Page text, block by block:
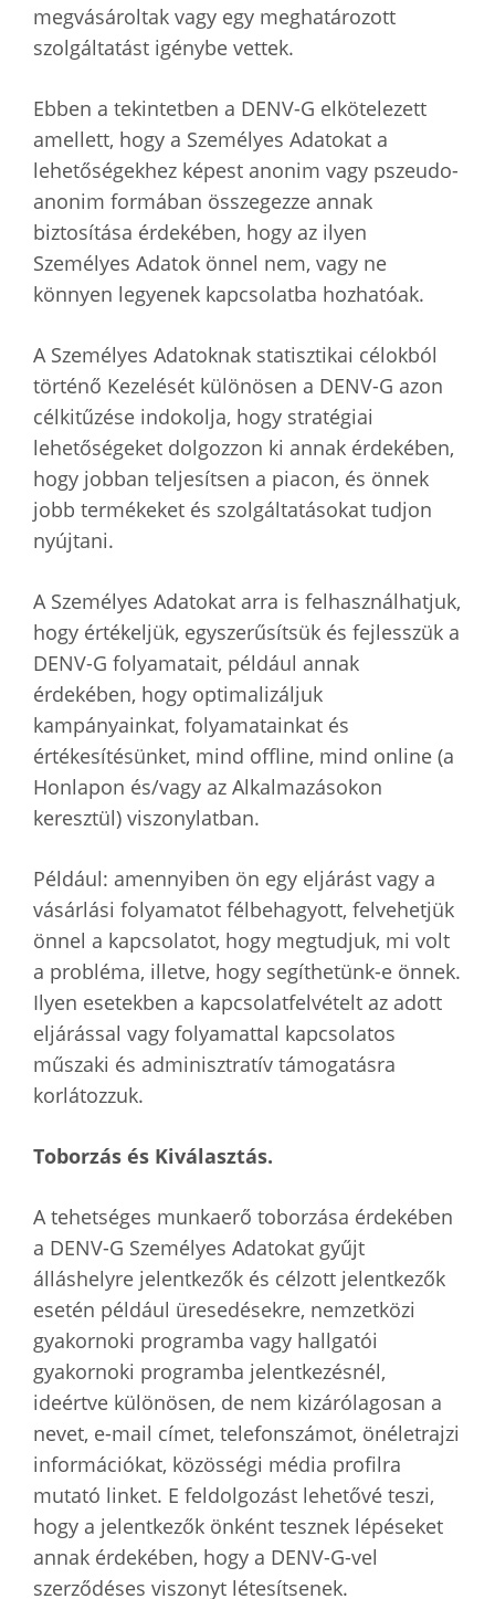
megvásároltak vagy egy meghatározott
szolgáltatást igénybe vettek.
Ebben a tekintetben a DENV-G elkötelezett
amellett, hogy a Személyes Adatokat a
lehetőségekhez képest anonim vagy pszeudo-
anonim formában összegezze annak
biztosítása érdekében, hogy az ilyen
Személyes Adatok önnel nem, vagy ne
könnyen legyenek kapcsolatba hozhatóak.
A Személyes Adatoknak statisztikai célokból
történő Kezelését különösen a DENV-G azon
célkitűzése indokolja, hogy stratégiai
lehetőségeket dolgozzon ki annak érdekében,
hogy jobban teljesítsen a piacon, és önnek
jobb termékeket és szolgáltatásokat tudjon
nyújtani.
A Személyes Adatokat arra is felhasználhatjuk,
hogy értékeljük, egyszerűsítsük és fejlesszük a
DENV-G folyamatait, például annak
érdekében, hogy optimalizáljuk
kampányainkat, folyamatainkat és
értékesítésünket, mind offline, mind online (a
Honlapon és/vagy az Alkalmazásokon
keresztül) viszonylatban.
Például: amennyiben ön egy eljárást vagy a
vásárlási folyamatot félbehagyott, felvehetjük
önnel a kapcsolatot, hogy megtudjuk, mi volt
a probléma, illetve, hogy segíthetünk-e önnek.
Ilyen esetekben a kapcsolatfelvételt az adott
eljárással vagy folyamattal kapcsolatos
műszaki és adminisztratív támogatásra
korlátozzuk.
Toborzás és Kiválasztás.
A tehetséges munkaerő toborzása érdekében
a DENV-G Személyes Adatokat gyűjt
álláshelyre jelentkezők és célzott jelentkezők
esetén például üresedésekre, nemzetközi
gyakornoki programba vagy hallgatói
gyakornoki programba jelentkezésnél,
ideértve különösen, de nem kizárólagosan a
nevet, e-mail címet, telefonszámot, önéletrajzi
információkat, közösségi média profilra
mutató linket. E feldolgozást lehetővé teszi,
hogy a jelentkezők önként tesznek lépéseket
annak érdekében, hogy a DENV-G-vel
szerződéses viszonyt létesítsenek.